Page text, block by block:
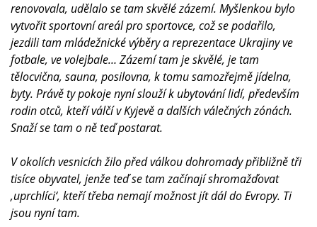
renovovala, udělalo se tam skvělé zázemí. Myšlenkou bylo
vytvořit sportovní areál pro sportovce, což se podařilo,
jezdili tam mládežnické výběry a reprezentace Ukrajiny ve
fotbale, ve volejbale… Zázemí tam je skvělé, je tam
tělocvična, sauna, posilovna, k tomu samozřejmě jídelna,
byty. Právě ty pokoje nyní slouží k ubytování lidí, především
rodin otců, kteří válčí v Kyjevě a dalších válečných zónách.
Snaží se tam o ně teď postarat.
V okolích vesnicích žilo před válkou dohromady přibližně tři
tisíce obyvatel, jenže teď se tam začínají shromažďovat
‚uprchlíci‘, kteří třeba nemají možnost jít dál do Evropy. Ti
jsou nyní tam.